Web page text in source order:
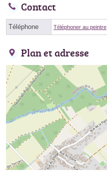
Contact
Téléphone Téléphoner au peintre
Plan et adresse